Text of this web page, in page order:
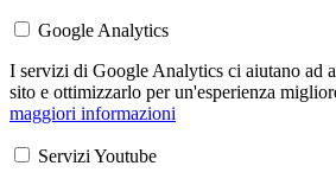
Google Analytics
I servizi di Google Analytics ci aiutano ad
sito e ottimizzarlo per un'esperienza
maggiori informazioni
Servizi Youtube